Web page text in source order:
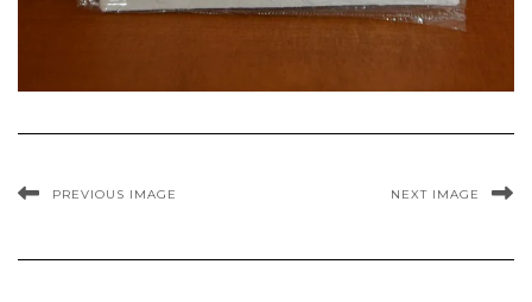
PREVIOUS IMAGE NEXT IMAGE